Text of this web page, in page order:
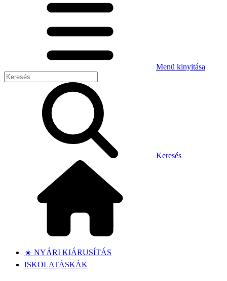
Menü kinyitása
Keresés
☀️ NYÁRI KIÁRUSÍTÁS
ISKOLATÁSKÁK